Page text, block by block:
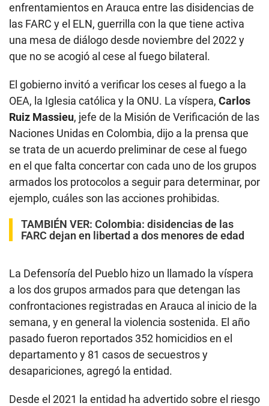
enfrentamientos en Arauca entre las disidencias de
las FARC y el ELN, guerrilla con la que tiene activa
una mesa de diálogo desde noviembre del 2022 y
que no se acogió al cese al fuego bilateral.
El gobierno invitó a verificar los ceses al fuego a la
OEA, la Iglesia católica y la ONU. La víspera, Carlos
Ruiz Massieu, jefe de la Misión de Verificación de las
Naciones Unidas en Colombia, dijo a la prensa que
se trata de un acuerdo preliminar de cese al fuego
en el que falta concertar con cada uno de los grupos
armados los protocolos a seguir para determinar, por
ejemplo, cuáles son las acciones prohibidas.
TAMBIÉN VER: Colombia: disidencias de las
FARC dejan en libertad a dos menores de edad
La Defensoría del Pueblo hizo un llamado la víspera
a los dos grupos armados para que detengan las
confrontaciones registradas en Arauca al inicio de la
semana, y en general la violencia sostenida. El año
pasado fueron reportados 352 homicidios en el
departamento y 81 casos de secuestros y
desapariciones, agregó la entidad.
Desde el 2021 la entidad ha advertido sobre el riesgo